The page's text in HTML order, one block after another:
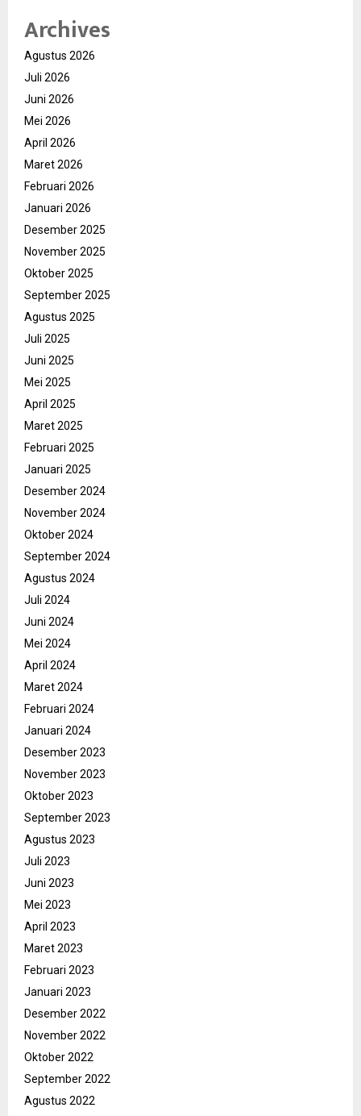
Archives
Agustus 2026
Juli 2026
Juni 2026
Mei 2026
April 2026
Maret 2026
Februari 2026
Januari 2026
Desember 2025
November 2025
Oktober 2025
September 2025
Agustus 2025
Juli 2025
Juni 2025
Mei 2025
April 2025
Maret 2025
Februari 2025
Januari 2025
Desember 2024
November 2024
Oktober 2024
September 2024
Agustus 2024
Juli 2024
Juni 2024
Mei 2024
April 2024
Maret 2024
Februari 2024
Januari 2024
Desember 2023
November 2023
Oktober 2023
September 2023
Agustus 2023
Juli 2023
Juni 2023
Mei 2023
April 2023
Maret 2023
Februari 2023
Januari 2023
Desember 2022
November 2022
Oktober 2022
September 2022
Agustus 2022